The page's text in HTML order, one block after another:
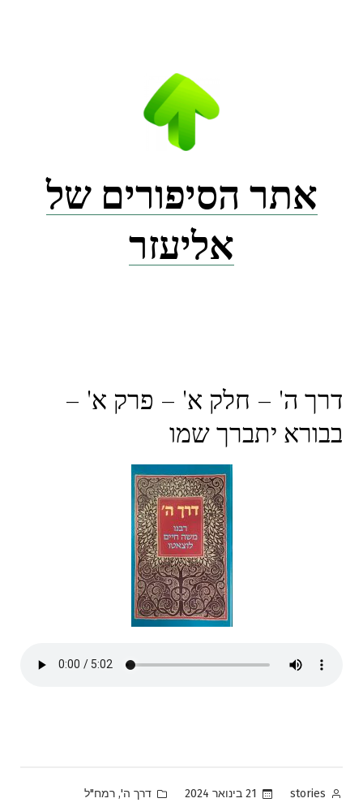
אתר הסיפורים של
אליעזר
דרך ה' – חלק א' – פרק א' –
בבורא יתברך שמו
Posted
stories 21 בינואר 2024
Posted
דרך ה', רמח"ל